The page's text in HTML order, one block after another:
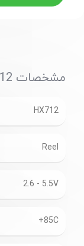
مشخصات HX712
HX712
Reel
2.6 - 5.5V
+85C